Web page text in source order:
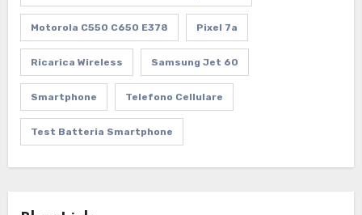
Motorola C550 C650 E378 Pixel 7a
Ricarica Wireless Samsung Jet 60
Smartphone Telefono Cellulare
Test Batteria Smartphone